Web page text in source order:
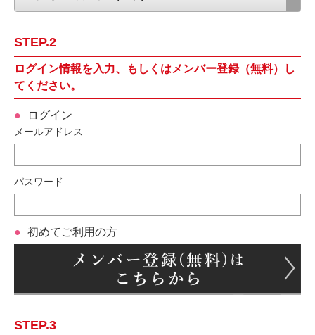
STEP.2
ログイン情報を入力、もしくはメンバー登録（無料）し
てください。
ログイン
メールアドレス
パスワード
初めてご利用の方
STEP.3